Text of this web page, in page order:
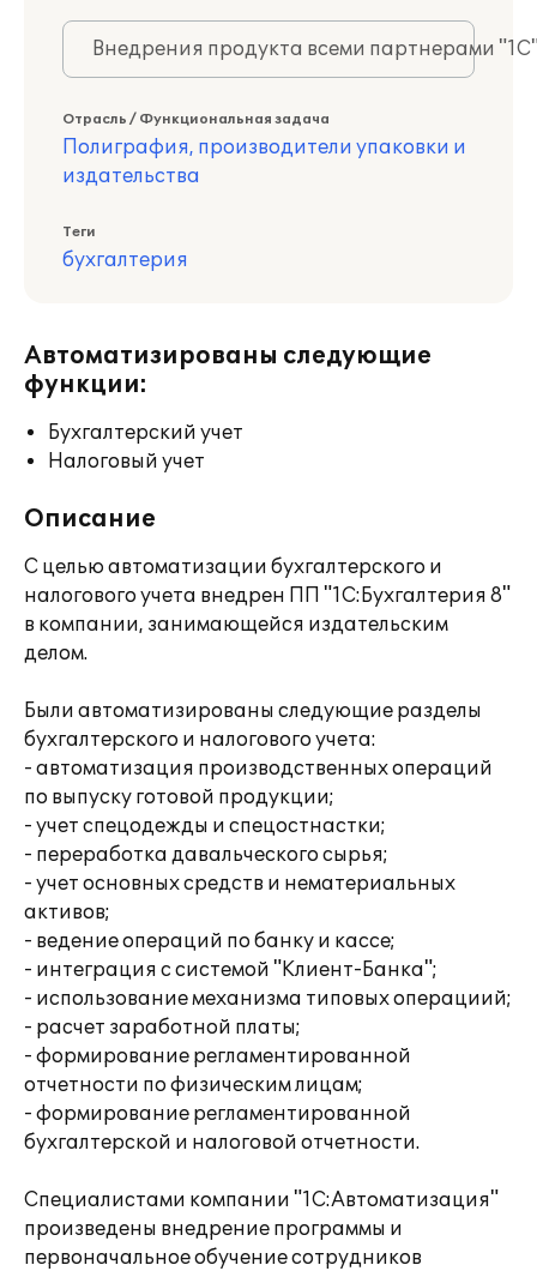
Внедрения продукта всеми партнерами
Отрасль / Функциональная задача
Полиграфия, производители упаковки и
издательства
Теги
бухгалтерия
Автоматизированы следующие
функции:
Бухгалтерский учет
Налоговый учет
Описание
С целью автоматизации бухгалтерского и
налогового учета внедрен ПП "1С:Бухгалтерия 8"
в компании, занимающейся издательским
делом.
Были автоматизированы следующие разделы
бухгалтерского и налогового учета:
- автоматизация производственных операций
по выпуску готовой продукции;
- учет спецодежды и спецостнастки;
- переработка давальческого сырья;
- учет основных средств и нематериальных
активов;
- ведение операций по банку и кассе;
- интеграция с системой "Клиент-Банка";
- использование механизма типовых операциий;
- расчет заработной платы;
- формирование регламентированной
отчетности по физическим лицам;
- формирование регламентированной
бухгалтерской и налоговой отчетности.
Специалистами компании "1С:Автоматизация"
произведены внедрение программы и
первоначальное обучение сотрудников